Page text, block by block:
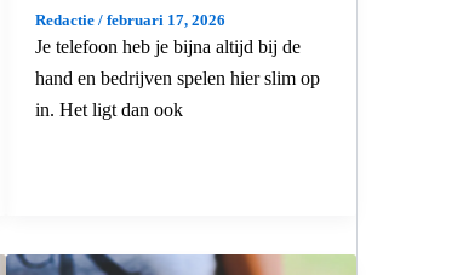
Redactie / februari 17, 2026
Je telefoon heb je bijna altijd bij de
hand en bedrijven spelen hier slim op
in. Het ligt dan ook